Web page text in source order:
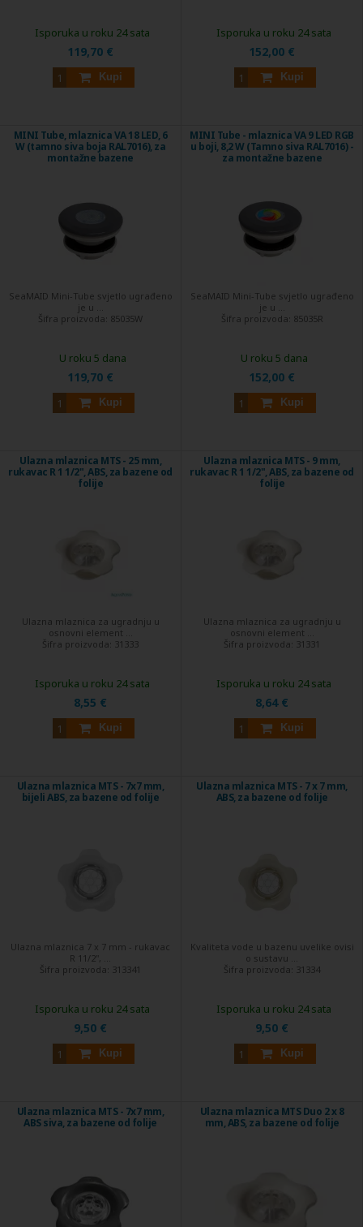
119,70 €
Kupi
Isporuka u roku 24 sata
152,00 €
Kupi
Isporuka u roku 24 sata
MINI Tube, mlaznica VA 18 LED, 6
W (tamno siva boja RAL7016), za
montažne bazene
SeaMAID Mini-Tube svjetlo ugrađeno
je u ...
Šifra proizvoda: 85035W
119,70 €
Kupi
U roku 5 dana
MINI Tube - mlaznica VA 9 LED RGB
u boji, 8,2 W (Tamno siva RAL7016) -
za montažne bazene
SeaMAID Mini-Tube svjetlo ugrađeno
je u ...
Šifra proizvoda: 85035R
152,00 €
Kupi
U roku 5 dana
Ulazna mlaznica MTS - 25 mm,
rukavac R 1 1/2", ABS, za bazene od
folije
Ulazna mlaznica za ugradnju u
osnovni element ...
Šifra proizvoda: 31333
8,55 €
Kupi
Isporuka u roku 24 sata
Ulazna mlaznica MTS - 9 mm,
rukavac R 1 1/2", ABS, za bazene od
folije
Ulazna mlaznica za ugradnju u
osnovni element ...
Šifra proizvoda: 31331
8,64 €
Kupi
Isporuka u roku 24 sata
Ulazna mlaznica MTS - 7x7 mm,
bijeli ABS, za bazene od folije
Ulazna mlaznica 7 x 7 mm - rukavac
R 11/2", ...
Šifra proizvoda: 313341
9,50 €
Kupi
Isporuka u roku 24 sata
Ulazna mlaznica MTS - 7 x 7 mm,
ABS, za bazene od folije
Kvaliteta vode u bazenu uvelike ovisi
o sustavu ...
Šifra proizvoda: 31334
9,50 €
Kupi
Isporuka u roku 24 sata
Ulazna mlaznica MTS - 7x7 mm,
ABS siva, za bazene od folije
Ulazna mlaznica MTS Duo 2 x 8
mm, ABS, za bazene od folije